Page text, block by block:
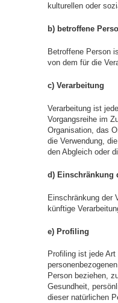
kulturellen oder
b) betroffene
Betroffene Person
von dem für die
c) Verarbeitung
Verarbeitung ist
Vorgangsreihe im
Organisation, das
die Verwendung,
den Abgleich oder
d) Einschränkung
Einschränkung der
künftige
e) Profiling
Profiling ist jede
Person beziehen,
Gesundheit,
dieser natürlichen